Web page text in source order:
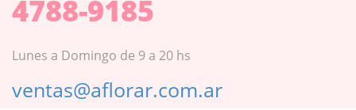
4788-9185
Lunes a Domingo de 9 a 20 hs
ventas@aflorar.com.ar